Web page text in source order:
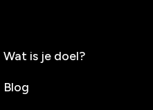
Wat is je doel?
Blog